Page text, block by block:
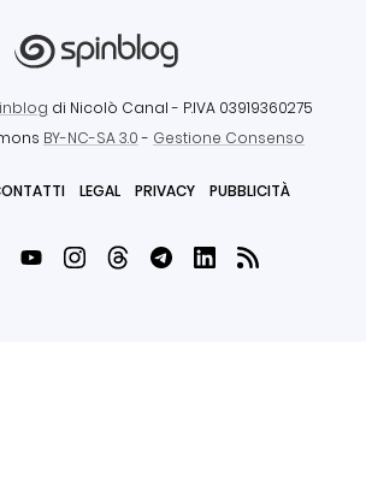
di Nicolò Canal - P.IVA 03919360275
BY-NC-SA 3.0- Gestione Consenso
LEGAL PRIVACY PUBBLICITÀ